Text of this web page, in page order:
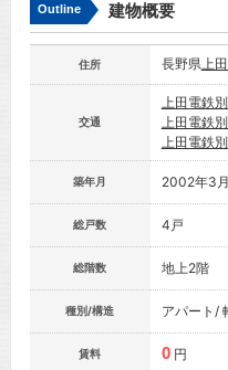
Outline 建物概要
住所 長野県上
交通
上田電鉄
上田電鉄
上田電鉄
築年月 2002年3月
総戸数 4戸
総階数 地上2階
種別/構造 アパート/
賃料 0 円